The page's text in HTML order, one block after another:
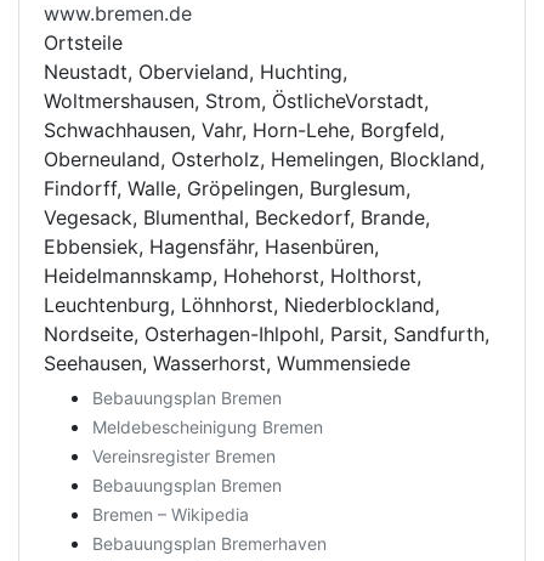
www.bremen.de
Ortsteile
Neustadt, Obervieland, Huchting,
Woltmershausen, Strom, ÖstlicheVorstadt,
Schwachhausen, Vahr, Horn-Lehe, Borgfeld,
Oberneuland, Osterholz, Hemelingen, Blockland,
Findorff, Walle, Gröpelingen, Burglesum,
Vegesack, Blumenthal, Beckedorf, Brande,
Ebbensiek, Hagensfähr, Hasenbüren,
Heidelmannskamp, Hohehorst, Holthorst,
Leuchtenburg, Löhnhorst, Niederblockland,
Nordseite, Osterhagen-Ihlpohl, Parsit, Sandfurth,
Seehausen, Wasserhorst, Wummensiede
Bebauungsplan Bremen
Meldebescheinigung Bremen
Vereinsregister Bremen
Bebauungsplan Bremen
Bremen – Wikipedia
Bebauungsplan Bremerhaven